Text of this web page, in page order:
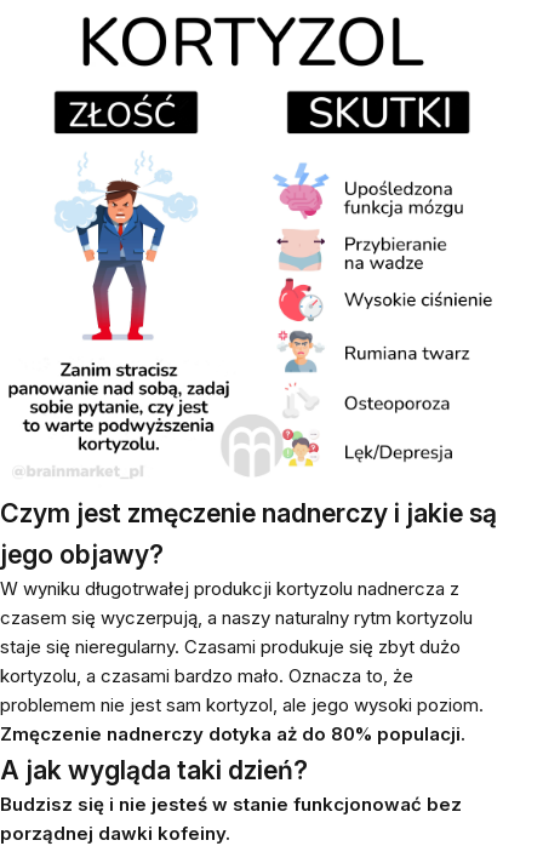
Czym jest zmęczenie nadnerczy i jakie są
jego objawy?
W wyniku długotrwałej produkcji kortyzolu nadnercza z
czasem się wyczerpują, a naszy naturalny rytm kortyzolu
staje się nieregularny. Czasami produkuje się zbyt dużo
kortyzolu, a czasami bardzo mało. Oznacza to, że
problemem nie jest sam kortyzol, ale jego wysoki poziom.
Zmęczenie nadnerczy dotyka aż do 80% populacji.
A jak wygląda taki dzień?
Budzisz się i nie jesteś w stanie funkcjonować bez
porządnej dawki kofeiny.